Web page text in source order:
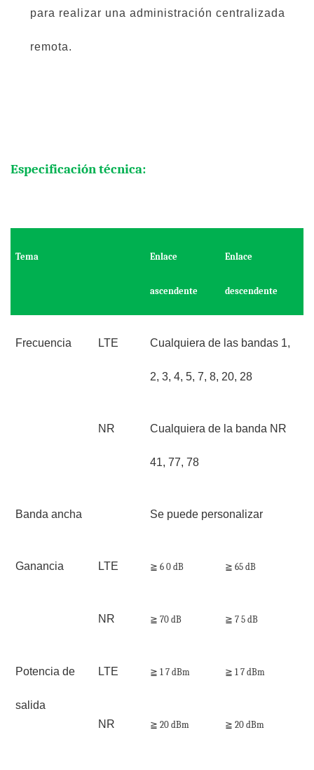
para realizar una administración centralizada
remota.
Especificación técnica:
Tema Enlace
ascendente
Enlace
descendente
Frecuencia LTE Cualquiera de las bandas 1,
2, 3, 4, 5, 7, 8, 20, 28
NR Cualquiera de la banda NR
41, 77, 78
Banda ancha Se puede personalizar
Ganancia LTE ≧ 6 0 dB ≧ 65 dB
NR ≧ 70 dB ≧ 7 5 dB
Potencia de
salida
LTE ≧ 1 7 dBm ≧ 1 7 dBm
NR ≧ 20 dBm ≧ 20 dBm